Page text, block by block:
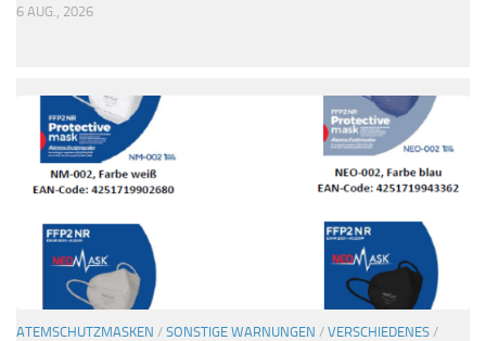
6 AUG., 2026
ATEMSCHUTZMASKEN / SONSTIGE WARNUNGEN / VERSCHIEDENES /